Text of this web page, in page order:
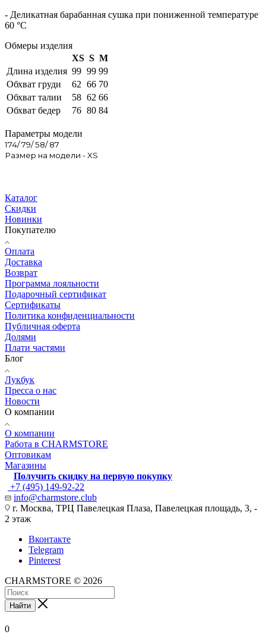
- Деликатная барабанная сушка при пониженной температуре
60 °C
Обмеры изделия
XS S M
Длина изделия 99 99 99
Обхват груди
62 66 70
Обхват талии
58 62 66
Обхват бедер
76 80 84
Параметры модели
174/ 79/ 58/ 87
Размер на модели - XS
Каталог
Скидки
Новинки
Покупателю
Оплата
Доставка
Возврат
Программа лояльности
Подарочный сертификат
Сертификаты
Политика конфиденциальности
Публичная оферта
Долями
Плати частями
Блог
Лукбук
Пресса о нас
Новости
О компании
О компании
Работа в CHARMSTORE
Оптовикам
Магазины
Получить скидку на первую покупку
+7 (495) 149-92-22
info@charmstore.club
г. Москва, ТРЦ Павелецкая Плаза, Павелецкая площадь, 3, -
2 этаж
Вконтакте
Telegram
Pinterest
CHARMSTORE © 2026
Найти
0